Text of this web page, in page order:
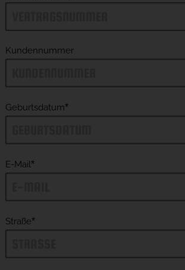
Kundennummer
Geburtsdatum*
E-Mail*
Straße*